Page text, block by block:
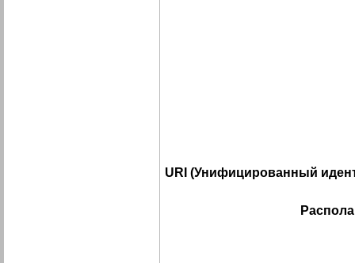
URI (Унифицированный